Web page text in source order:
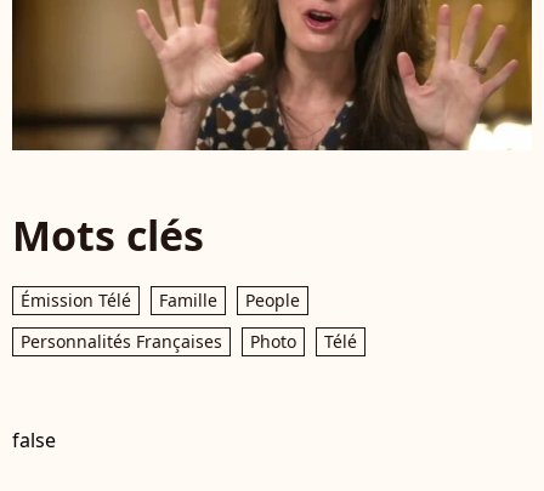
Mots clés
Émission Télé Famille
People
Personnalités Françaises
Photo Télé
false